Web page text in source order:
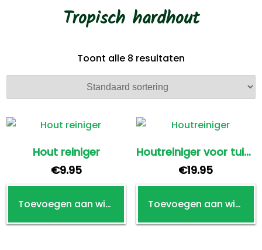
Tropisch hardhout
Toont alle 8 resultaten
Hout reiniger
€9.95
Toevoegen aan winkelwagen
Houtreiniger voor tuinmeubels
€19.95
Toevoegen aan winkelwagen